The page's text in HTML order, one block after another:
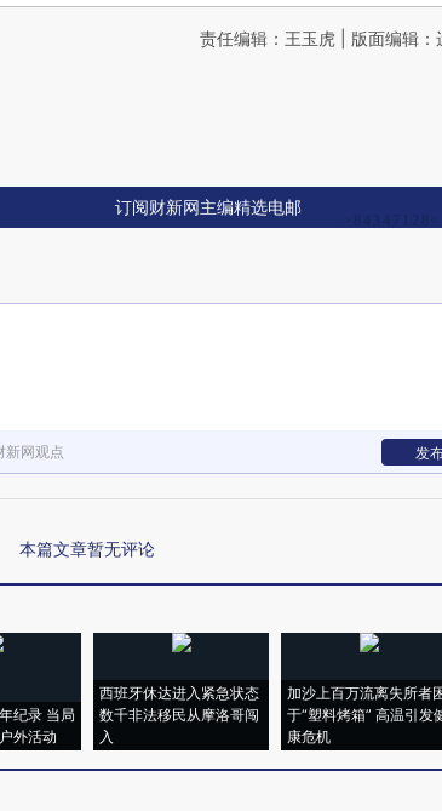
责任编辑：王玉虎 | 版面编辑：
订阅财新网主编精选电邮
新网观点 发
本篇文章暂无评论
纪录 当局
外活动
西班牙休达进入紧急状态
数千非法移民从摩洛哥闯
入
加沙上百万流离失所者
于“塑料烤箱” 高温引发
康危机